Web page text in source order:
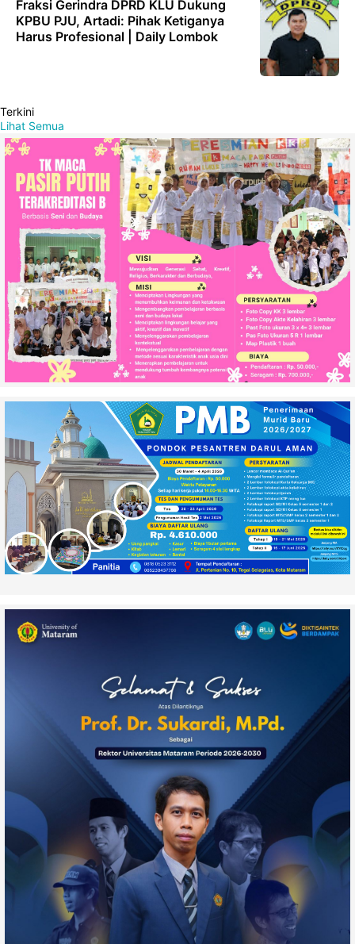
Fraksi Gerindra DPRD KLU Dukung
KPBU PJU, Artadi: Pihak Ketiganya
Harus Profesional | Daily Lombok
Terkini
Lihat Semua